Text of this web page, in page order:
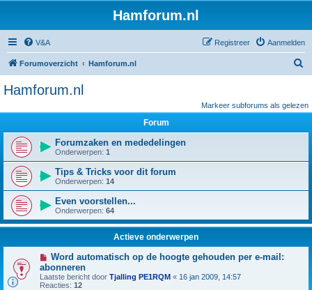
Hamforum.nl
V&A Aanmelden
Registreer
Forumoverzicht Hamforum.nl
k
Hamforum.nl
Markeer subforums als gelezen
Forum
Forumzaken en mededelingen
Onderwerpen: 1
Tips & Tricks voor dit forum
Onderwerpen: 14
Even voorstellen...
Onderwerpen: 64
Actieve onderwerpen
Word automatisch op de hoogte gehouden per e-mail:
abonneren
Laatste bericht door Tjalling PE1RQM « 16 jan 2009, 14:57
Reacties: 12